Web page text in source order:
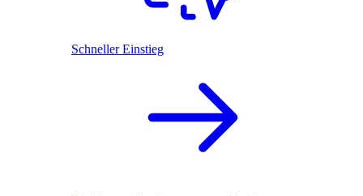
Schneller Einstieg